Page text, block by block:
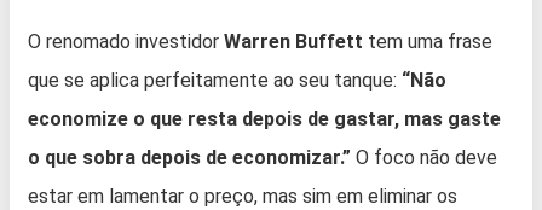
O renomado investidor Warren Buffett tem uma frase
que se aplica perfeitamente ao seu tanque: “Não
economize o que resta depois de gastar, mas gaste
o que sobra depois de economizar.” O foco não deve
estar em lamentar o preço, mas sim em eliminar os